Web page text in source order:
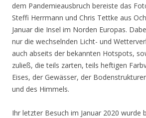
dem Pandemieausbruch bereiste das
Steffi Herrmann und Chris Tettke aus
Januar die Insel im Norden Europas.
nur die wechselnden Licht- und
auch abseits der bekannten Hotspots,
zuließ, die teils zarten, teils heftigen
Eises, der Gewässer, der
und des Himmels.
Ihr letzter Besuch im Januar 2020 wurde